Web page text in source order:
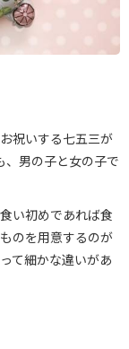
祝いする七五三が
、男の子と女の子で
い初めであれば食
のを用意するのが
て細かな違いがあ